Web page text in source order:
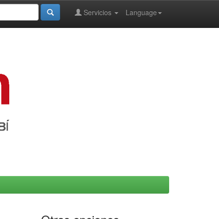
Language
Servicios